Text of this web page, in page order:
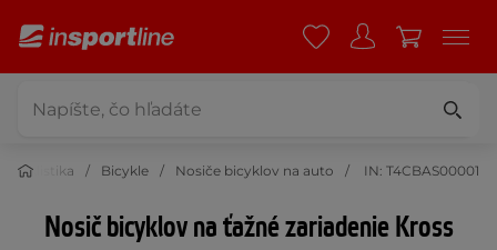
Cyklistika Bicykle Nosiče bicyklov na auto IN: T4CBAS00001
Nosič bicyklov na ťažné zariadenie Kross